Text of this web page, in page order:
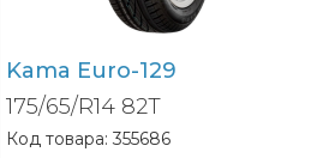
Kama Euro-129
175/65/R14 82T
Код товара: 355686